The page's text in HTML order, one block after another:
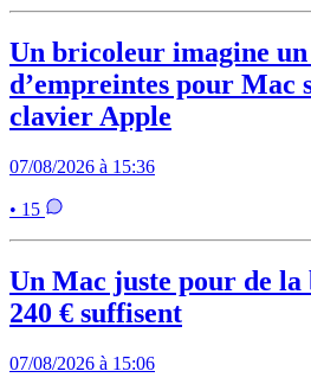
Un bricoleur imagine
d’empreintes pour Mac
clavier Apple
07/08/2026 à 15:36
• 15
Un Mac juste pour de la
240 € suffisent
07/08/2026 à 15:06